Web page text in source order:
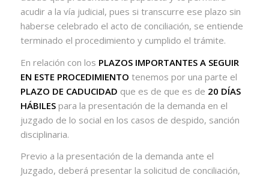
acudir a la vía judicial, pues si transcurre ese plazo sin
haberse celebrado el acto de conciliación, se entiende
terminado el procedimiento y cumplido el trámite.
En relación con los PLAZOS IMPORTANTES A SEGUIR
EN ESTE PROCEDIMIENTO tenemos por una parte el
PLAZO DE CADUCIDAD que es de que es de 20 DÍAS
HÁBILESpara la presentación de la demanda en el
juzgado de lo social en los casos de despido, sanción
disciplinaria.
Previo a la presentación de la demanda ante el
Juzgado, deberá presentar la solicitud de conciliación,